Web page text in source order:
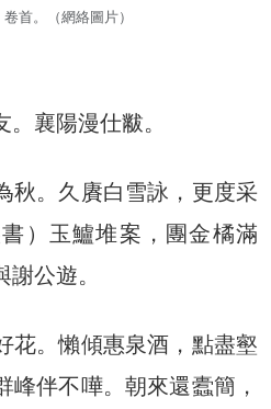
卷首。（網絡圖片）
襄陽漫仕黻。
秋。久賡白雪詠，更度采
）玉鱸堆案，團金橘滿
公遊。
花。懶傾惠泉酒，點盡壑
峰伴不嘩。朝來還蠹簡，